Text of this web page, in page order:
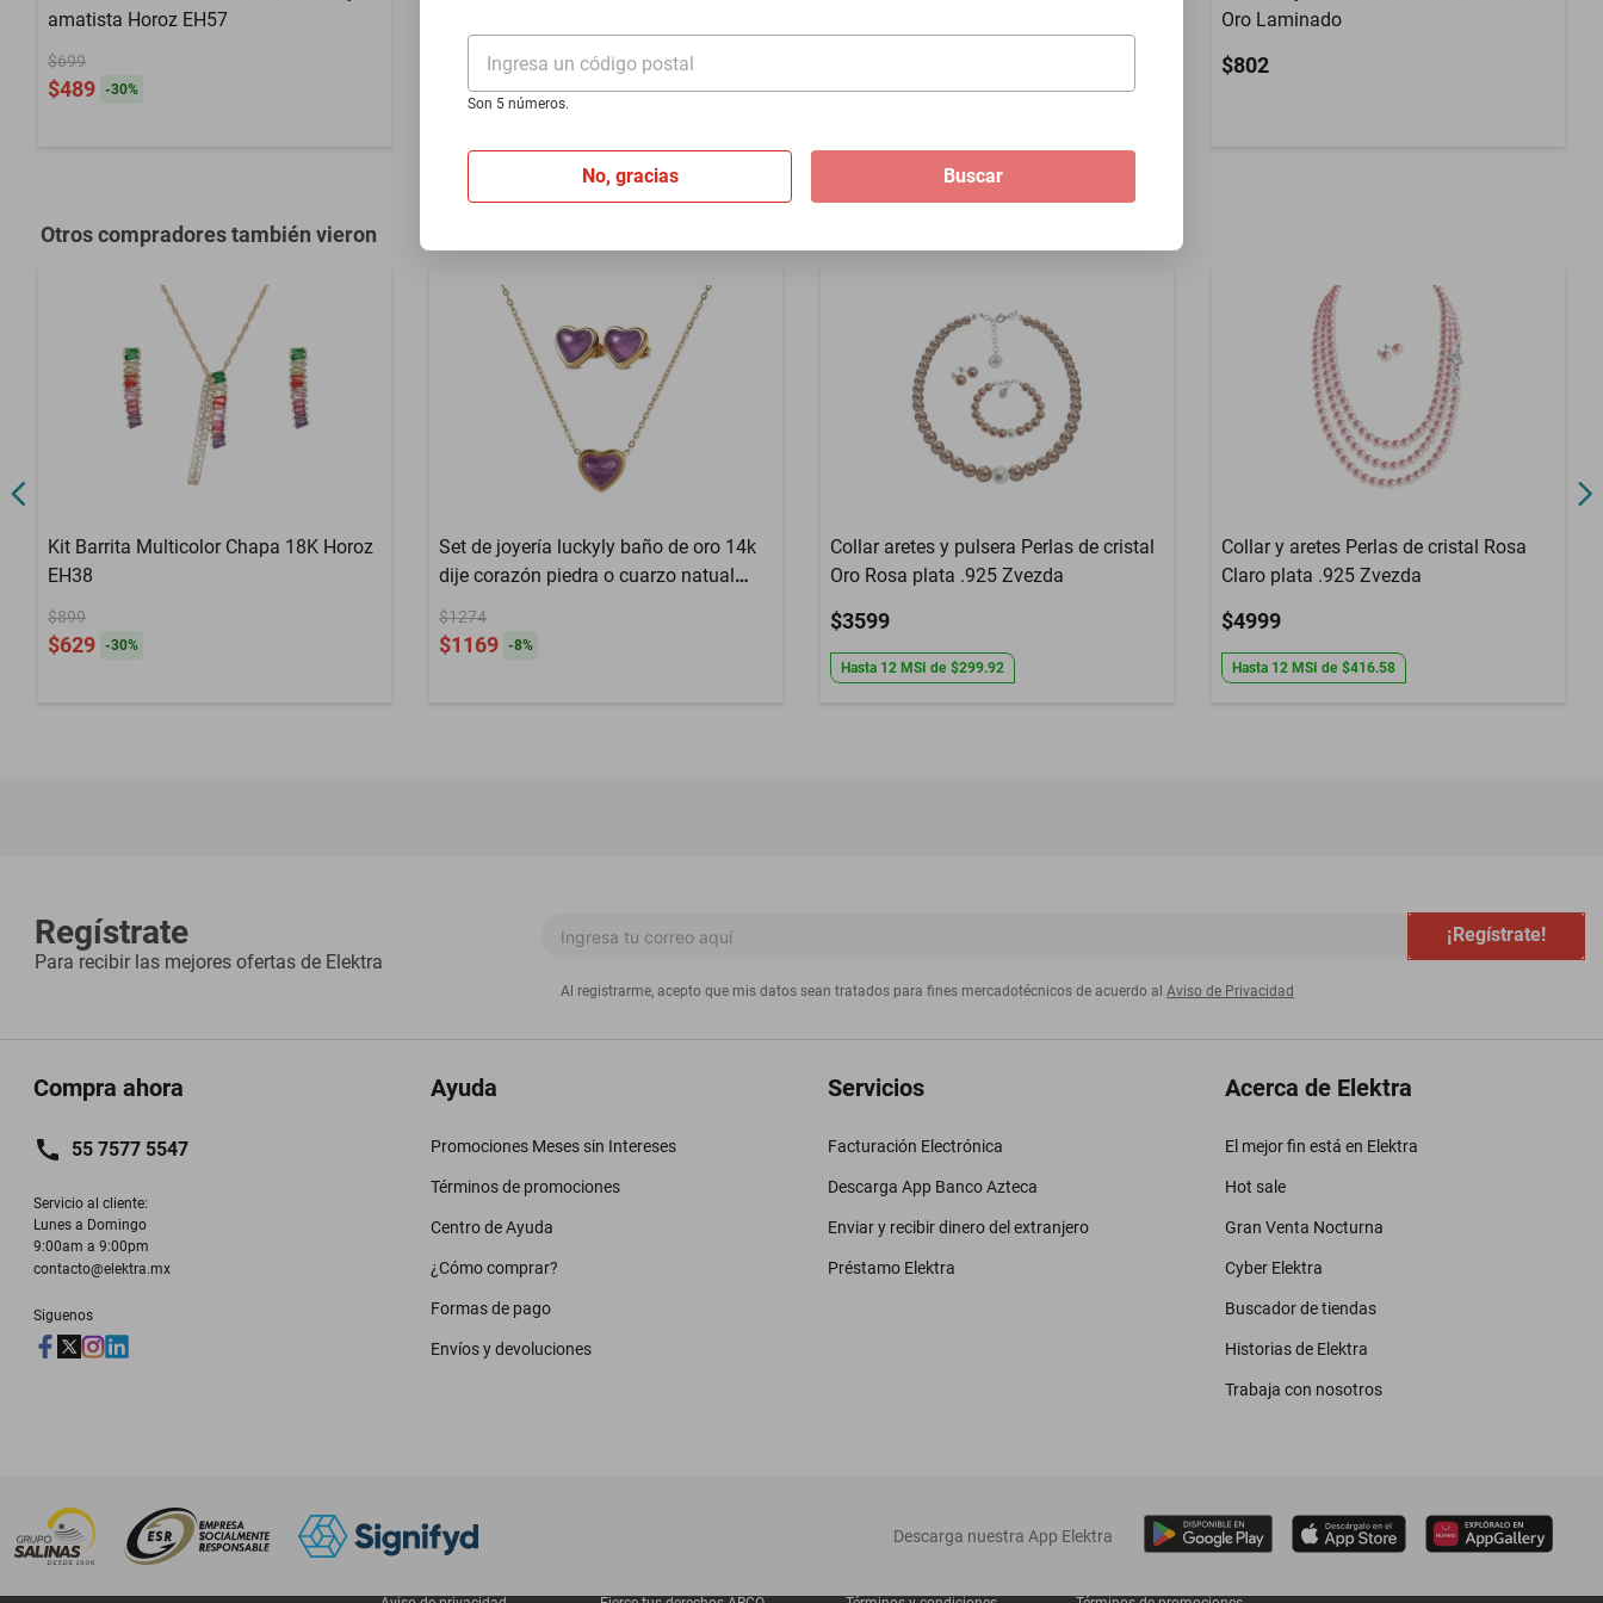
Ingresa un código postal
Son 5 números.
No, gracias Buscar
Siguiendo estos consejos, podrás mantener tus joyas con chapa de oro en perfectas condiciones y disfrutar de su belleza durante mucho tiempo.
amatista Horoz EH57
$699
$489 -30%
$2299
Hasta12 MSIde $191.58
Oro Laminado
$802
Otros compradores también vieron
Kit Barrita Multicolor Chapa 18K Horoz
EH38
$899
$629 -30%
Set de joyería luckyly baño de oro 14k
dije corazón piedra o cuarzo natual
nadia violeta
$1274
$1169 -8%
Collar aretes y pulsera Perlas de cristal
Oro Rosa plata .925 Zvezda
$3599
Hasta 12 MSI de $299.92
Collar y aretes Perlas de cristal Rosa
Claro plata .925 Zvezda
$4999
Hasta 12 MSI de $416.58
Regístrate
Para recibir las mejores ofertas de Elektra
¡Regístrate!
Al registrarme, acepto que mis datos sean tratados para fines mercadotécnicos de acuerdo al Aviso de Privacidad
Compra ahora
55 7577 5547
Servicio al cliente:
Lunes a Domingo
9:00am a 9:00pm
contacto@elektra.mx
Siguenos
Ayuda
Promociones Meses sin Intereses
Términos de promociones
Centro de Ayuda
¿Cómo comprar?
Formas de pago
Envíos y devoluciones
Servicios
Facturación Electrónica
Descarga App Banco Azteca
Enviar y recibir dinero del extranjero
Préstamo Elektra
Acerca de Elektra
El mejor fin está en Elektra
Hot sale
Gran Venta Nocturna
Cyber Elektra
Buscador de tiendas
Historias de Elektra
Trabaja con nosotros
‎ Descarga nuestra App Elektra